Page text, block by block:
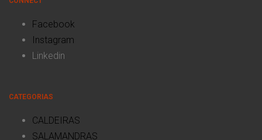
Facebook
Instagram
Linkedin
CATEGORIAS
CALDEIRAS
SALAMANDRAS